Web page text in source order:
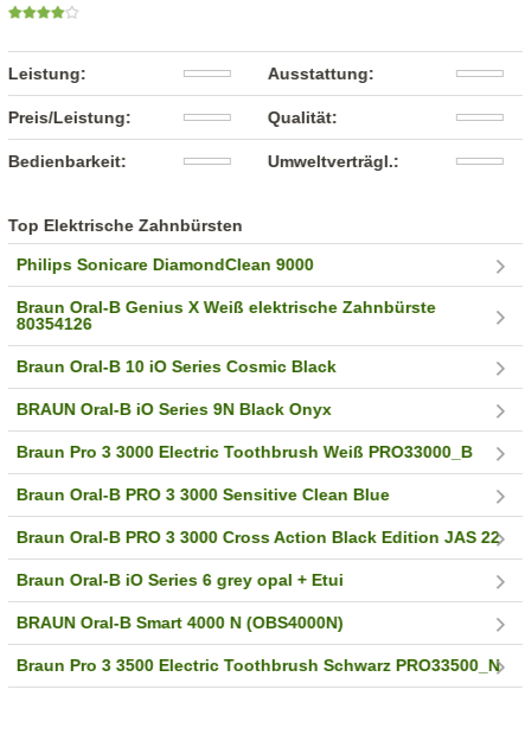
Leistung: Ausstattung:
Preis/Leistung: Qualität:
Bedienbarkeit: Umweltverträgl.:
Top Elektrische Zahnbürsten
Philips Sonicare DiamondClean 9000
Braun Oral-B Genius X Weiß elektrische Zahnbürste
80354126
Braun Oral-B 10 iO Series Cosmic Black
BRAUN Oral-B iO Series 9N Black Onyx
Braun Pro 3 3000 Electric Toothbrush Weiß PRO33000_B
Braun Oral-B PRO 3 3000 Sensitive Clean Blue
Braun Oral-B PRO 3 3000 Cross Action Black Edition JAS 22
Braun Oral-B iO Series 6 grey opal + Etui
BRAUN Oral-B Smart 4000 N (OBS4000N)
Braun Pro 3 3500 Electric Toothbrush Schwarz PRO33500_N